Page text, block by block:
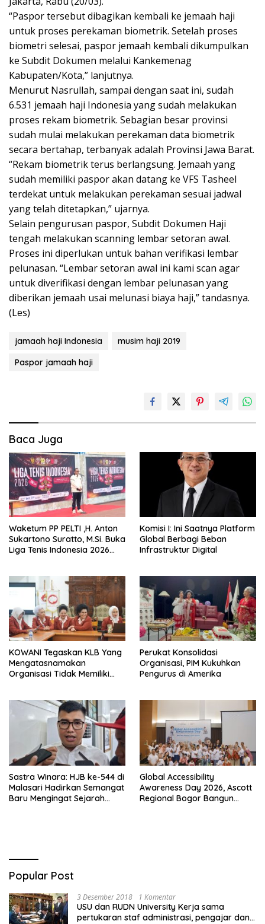
“Paspor tersebut dibagikan kembali ke jemaah haji
untuk proses perekaman biometrik. Setelah proses
biometri selesai, paspor jemaah kembali dikumpulkan
ke Subdit Dokumen melalui Kankemenag
Kabupaten/Kota,” lanjutnya.
Menurut Nasrullah, sampai dengan saat ini, sudah
6.531 jemaah haji Indonesia yang sudah melakukan
proses rekam biometrik. Sebagian besar provinsi
sudah mulai melakukan perekaman data biometrik
secara bertahap, terbanyak adalah Provinsi Jawa Barat.
“Rekam biometrik terus berlangsung. Jemaah yang
sudah memiliki paspor akan datang ke VFS Tasheel
terdekat untuk melakukan perekaman sesuai jadwal
yang telah ditetapkan,” ujarnya.
Selain pengurusan paspor, Subdit Dokumen Haji
tengah melakukan scanning lembar setoran awal.
Proses ini diperlukan untuk bahan verifikasi lembar
pelunasan. “Lembar setoran awal ini kami scan agar
untuk diverifikasi dengan lembar pelunasan yang
diberikan jemaah usai melunasi biaya haji,” tandasnya.
(Les)
jamaah haji Indonesia
musim haji 2019
Paspor jamaah haji
Baca Juga
Waketum PP PELTI ,H. Anton
Sukartono Suratto, M.Si. Buka
Liga Tenis Indonesia 2026
Komisi I: Ini Saatnya Platform
Global Berbagi Beban
Infrastruktur Digital
KOWANI Tegaskan KLB Yang
Mengatasnamakan
Organisasi Tidak Memiliki
Perukat Konsolidasi
Organisasi, PIM Kukuhkan
Pengurus di Amerika
Sastra Winara: HJB ke-544 di
Malasari Hadirkan Semangat
Baru Mengingat Sejarah
Global Accessibility
Awareness Day 2026, Ascott
Regional Bogor Bangun
Popular Post
3 Desember 2018 1 Komentar
USU dan RUDN University Kerja sama
pertukaran staf administrasi, pengajar dan